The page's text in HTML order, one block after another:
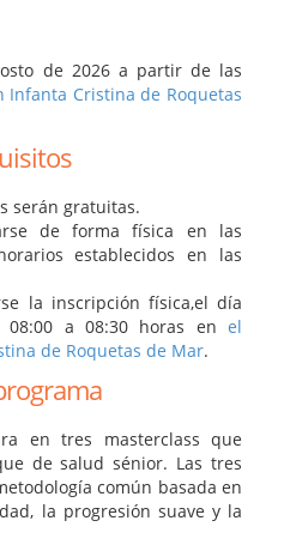
de 2026 a partir de las
Infanta Cristina de Roquetas
serán gratuitas.
de forma física en las
establecidos en las
la inscripción física,el día
a 08:30 horas en el
de Roquetas de Mar.
en tres masterclass que
de salud sénior. Las tres
común basada en
la progresión suave y la